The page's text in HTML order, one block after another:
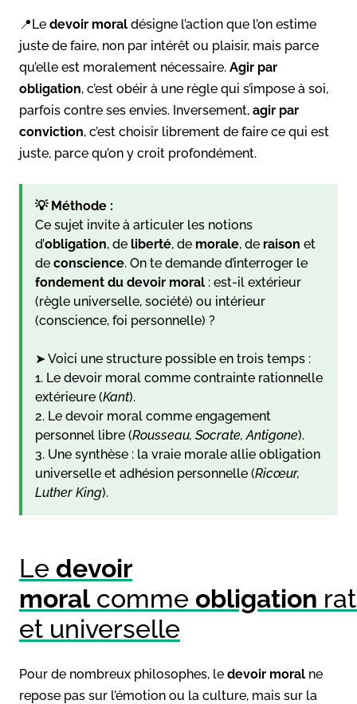
📍Le devoir moral désigne l’action que l’on estime
juste de faire, non par intérêt ou plaisir, mais parce
qu’elle est moralement nécessaire. Agir par
obligation, c’est obéir à une règle qui s’impose à soi,
parfois contre ses envies. Inversement, agir par
conviction, c’est choisir librement de faire ce qui est
juste, parce qu’on y croit profondément.
💡 Méthode :
Ce sujet invite à articuler les notions
d’obligation, de liberté, de morale, de raison et
de conscience. On te demande d’interroger le
fondement du devoir moral : est-il extérieur
(règle universelle, société) ou intérieur
(conscience, foi personnelle) ?
➤ Voici une structure possible en trois temps :
1. Le devoir moral comme contrainte rationnelle
extérieure (Kant).
2. Le devoir moral comme engagement
personnel libre (Rousseau, Socrate, Antigone).
3. Une synthèse : la vraie morale allie obligation
universelle et adhésion personnelle (Ricœur,
Luther King).
Le devoir
moralcomme obligation
et universelle
Pour de nombreux philosophes, le devoir moral ne
repose pas sur l’émotion ou la culture, mais sur la